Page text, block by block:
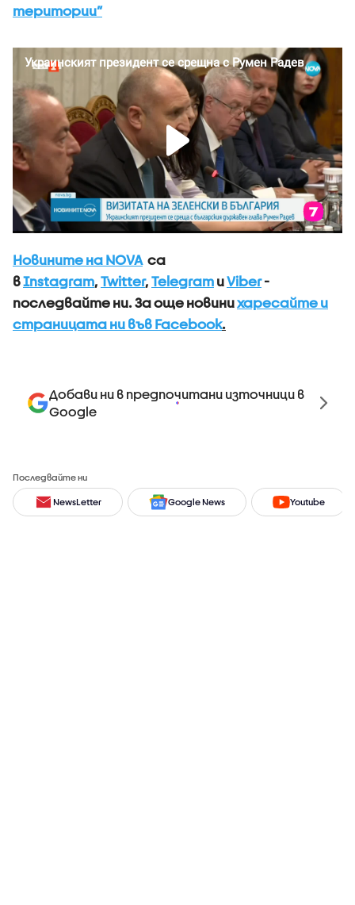
територии”
Новините на NOVAса
вInstagram, Twitter, Telegram иViber-
последвайте ни.За още новинихаресайте и
страницата ни във Facebook.
Добави ни в предпочитани източници в
Google
Последвайте ни
NewsLetter Google News Youtube